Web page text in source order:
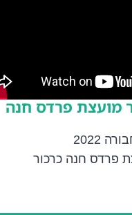
מועצת פרדס חנה
2022
פרדס חנה כרכור